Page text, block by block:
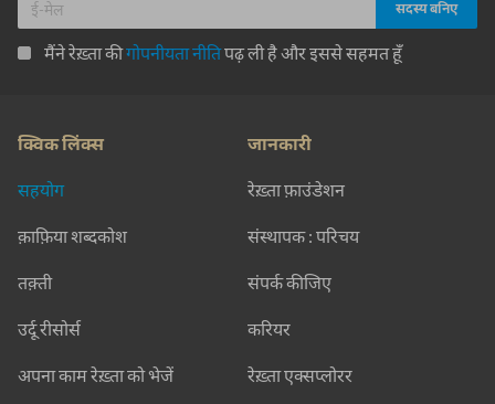
मैंने रेख़्ता कीगोपनीयता नीतिपढ़ ली है और इससे सहमत हूँ
क्विक लिंक्स
सहयोग
क़ाफ़िया शब्दकोश
तक़्ती
उर्दू रीसोर्स
अपना काम रेख़्ता को भेजें
जानकारी
रेख़्ता फ़ाउंडेशन
संस्थापक : परिचय
संपर्क कीजिए
करियर
रेख़्ता एक्सप्लोरर